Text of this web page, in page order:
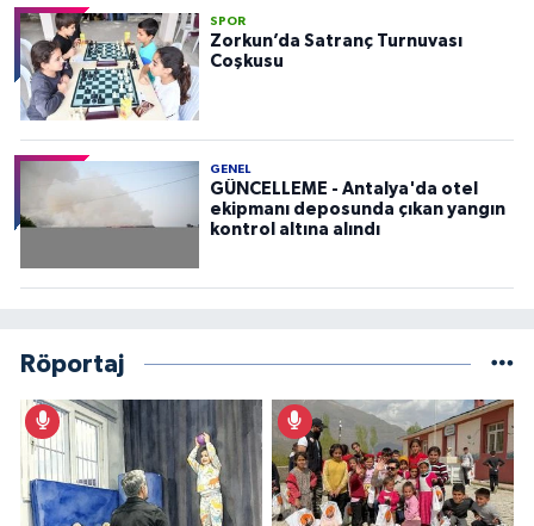
SPOR
Zorkun’da Satranç Turnuvası
Coşkusu
GENEL
GÜNCELLEME - Antalya'da otel
ekipmanı deposunda çıkan yangın
kontrol altına alındı
Röportaj